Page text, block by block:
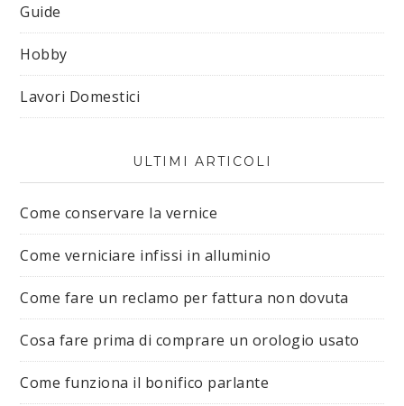
Guide
Hobby
Lavori Domestici
ULTIMI ARTICOLI
Come conservare la vernice
Come verniciare infissi in alluminio
Come fare un reclamo per fattura non dovuta
Cosa fare prima di comprare un orologio usato
Come funziona il bonifico parlante